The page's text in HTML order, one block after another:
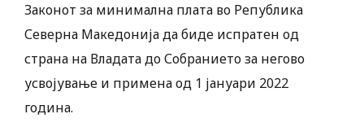
Законот за минимална плата во Република
Северна Македонија да биде испратен од
страна на Владата до Собранието за негово
усвојување и примена од 1 јануари 2022
година.